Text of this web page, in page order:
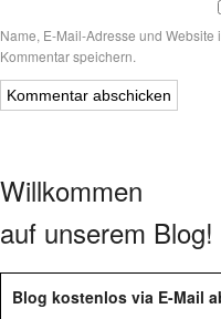
Name, E-Mail-Adresse und
Kommentar speichern.
Willkommen
auf unserem Blog!
Blog kostenlos via E-Mail